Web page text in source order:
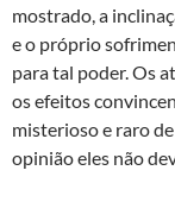
mostrado, a
e o próprio
para tal poder. Os
os efeitos
misterioso e raro de
opinião eles não